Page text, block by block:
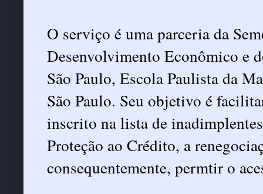
O serviço é uma parceria da
Desenvolvimento Econômico e
São Paulo, Escola Paulista da
São Paulo. Seu objetivo é
inscrito na lista de
Proteção ao Crédito, a
consequentemente, permtir o